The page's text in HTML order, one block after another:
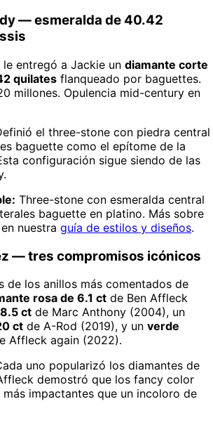
— esmeralda de 40.42
le entregó a Jackie un diamante corte
quilates flanqueado por baguettes.
millones. Opulencia mid-century en
el three-stone con piedra central
baguette como el epítome de la
configuración sigue siendo de las
Three-stone con esmeralda central
baguette en platino. Más sobre
nuestra guía de estilos y diseños.
— tres compromisos icónicos
de los anillos más comentados de
rosa de 6.1 ct de Ben Affleck
ct de Marc Anthony (2004), un
ct de A-Rod (2019), y un verde
Affleck again (2022).
uno popularizó los diamantes de
demostró que los fancy color
impactantes que un incoloro de